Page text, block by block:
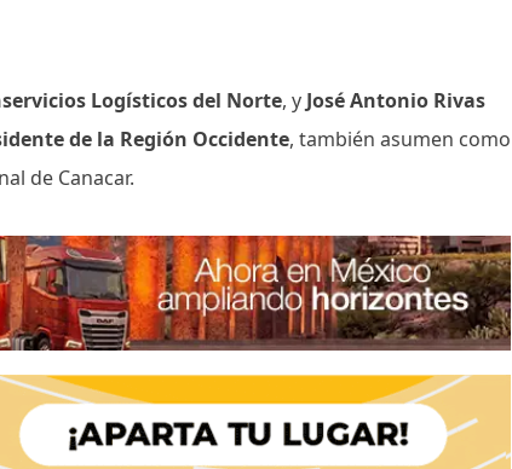
Logísticos del Norte, y José Antonio Rivas
de la Región Occidente, también asumen como
de Canacar.